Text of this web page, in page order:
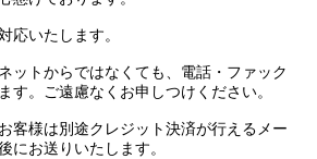
いたします。
トからではなくても、電話・ファック
す。ご遠慮なくお申しつけください。
様は別途クレジット決済が行えるメー
にお送りいたします。